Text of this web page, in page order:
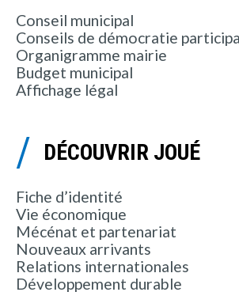
Conseil municipal
Conseils de démocratie
Organigramme mairie
Budget municipal
Affichage légal
DÉCOUVRIR JOUÉ
Fiche d’identité
Vie économique
Mécénat et partenariat
Nouveaux arrivants
Relations internationales
Développement durable